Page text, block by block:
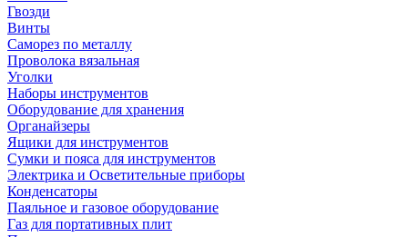
Гвозди
Винты
Саморез по металлу
Проволока вязальная
Уголки
Наборы инструментов
Оборудование для хранения
Органайзеры
Ящики для инструментов
Сумки и пояса для инструментов
Электрика и Осветительные приборы
Конденсаторы
Паяльное и газовое оборудование
Газ для портативных плит